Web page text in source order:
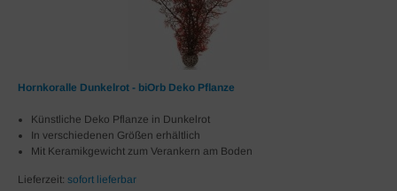
Hornkoralle Dunkelrot - biOrb Deko Pflanze
Künstliche Deko Pflanze in Dunkelrot
In verschiedenen Größen erhältlich
Mit Keramikgewicht zum Verankern am Boden
Lieferzeit: sofort lieferbar